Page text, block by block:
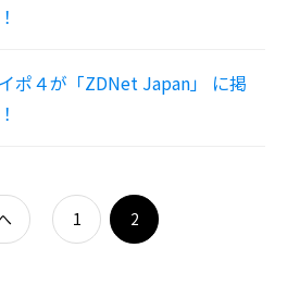
ポ４が「ZDNet Japan」 に掲
1 2